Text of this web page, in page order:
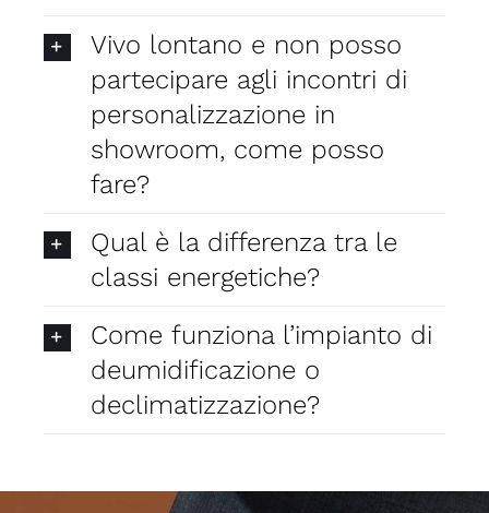
Vivo lontano e non posso
partecipare agli incontri di
personalizzazione in
showroom, come posso
fare?
Qual è la differenza tra le
classi energetiche?
Come funziona l’impianto di
deumidificazione o
declimatizzazione?